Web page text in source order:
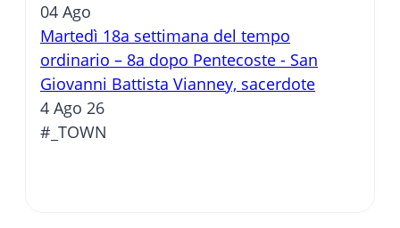
04 Ago
Martedì 18a settimana del tempo
ordinario – 8a dopo Pentecoste - San
Giovanni Battista Vianney, sacerdote
4 Ago 26
#_TOWN